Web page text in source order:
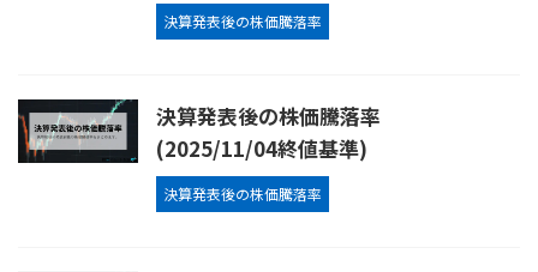
決算発表後の株価騰落率
決算発表後の株価騰落率
(2025/11/04終値基準)
決算発表後の株価騰落率